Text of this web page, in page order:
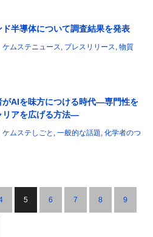
ド半導体について調査結果を発表
ケムステニュース, プレスリリース, 物質
がAIを味方につける時代―専門性を
リアを広げる方法―
ケムステしごと , 一般的な話題, 化学者のつ
5 6 7 8 9